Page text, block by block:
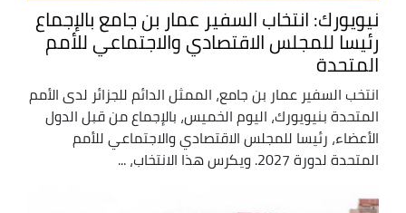
نيويورك: انتخاب السفير عمار بن جامع بالإجماع
رئيسا للمجلس الاقتصادي والاجتماعي للأمم
المتحدة
انتخب السفير عمار بن جامع، الممثل الدائم للجزائر لدى الأمم
المتحدة بنيويورك، اليوم الخميس، بالإجماع من قبل الدول
الأعضاء، رئيسا للمجلس الاقتصادي والاجتماعي للأمم
المتحدة لدورة 2027. ويكرس هذا الانتخاب، ...